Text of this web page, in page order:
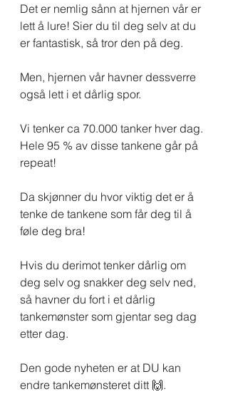
Det er nemlig sånn at hjernen vår er
lett å lure! Sier du til deg selv at du
er fantastisk, så tror den på deg.
Men, hjernen vår havner dessverre
også lett i et dårlig spor.
Vi tenker ca 70.000 tanker hver dag.
Hele 95 % av disse tankene går på
repeat!
Da skjønner du hvor viktig det er å
tenke de tankene som får deg til å
føle deg bra!
Hvis du derimot tenker dårlig om
deg selv og snakker deg selv ned,
så havner du fort i et dårlig
tankemønster som gjentar seg dag
etter dag.
Den gode nyheten er at DU kan
endre tankemønsteret ditt 🙌.